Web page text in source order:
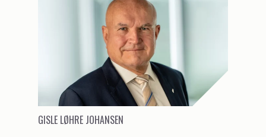
GISLE LØHRE JOHANSEN